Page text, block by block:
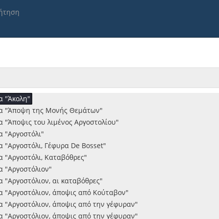
Prince Constantine Street"
"Argostoli"
St. Georges Fortress"
"Argostoli, View from boat"
μερική άποψις"
Ευφημία Κεφαλληνίας"
"Αίνος, Μεγάλο Βουνό"
"Άκολη"
"Άποψη της Μονής Θεμάτων"
του λιμένος Αργοστολίου"
"Αργοστόλι"
Γέφυρα De Bosset"
Καταβόθρες"
"Αργοστόλιον"
αι καταβόθρες"
"Αργοστόλιον, άποψις από Κούταβον"
άποψις από την γέφυραν"
άποψις από την γέφυραν"